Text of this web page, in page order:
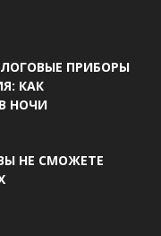
ПРИБОРЫ
КАК
НОЧИ
НЕ СМОЖЕТЕ